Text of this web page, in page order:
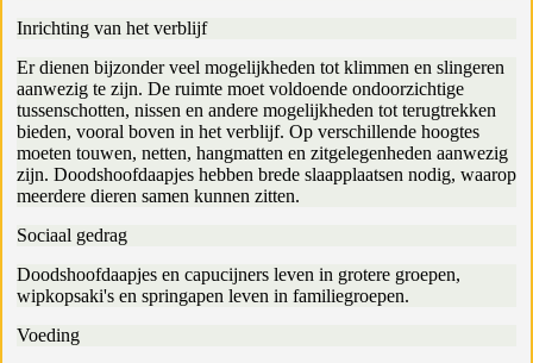
Inrichting van het verblijf
Er dienen bijzonder veel mogelijkheden tot klimmen en slingeren
aanwezig te zijn. De ruimte moet voldoende ondoorzichtige
tussenschotten, nissen en andere mogelijkheden tot terugtrekken
bieden, vooral boven in het verblijf. Op verschillende hoogtes
moeten touwen, netten, hangmatten en zitgelegenheden aanwezig
zijn. Doodshoofdaapjes hebben brede slaapplaatsen nodig, waarop
meerdere dieren samen kunnen zitten.
Sociaal gedrag
Doodshoofdaapjes en capucijners leven in grotere groepen,
wipkopsaki's en springapen leven in familiegroepen.
Voeding